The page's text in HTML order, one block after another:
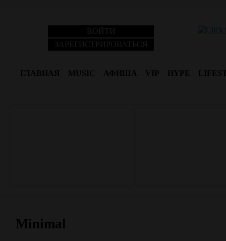
ВОЙТИ
ЗАРЕГИСТРИРОВАТЬСЯ
ГЛАВНАЯ MUSIC АФИША VIP HYPE
Minimal